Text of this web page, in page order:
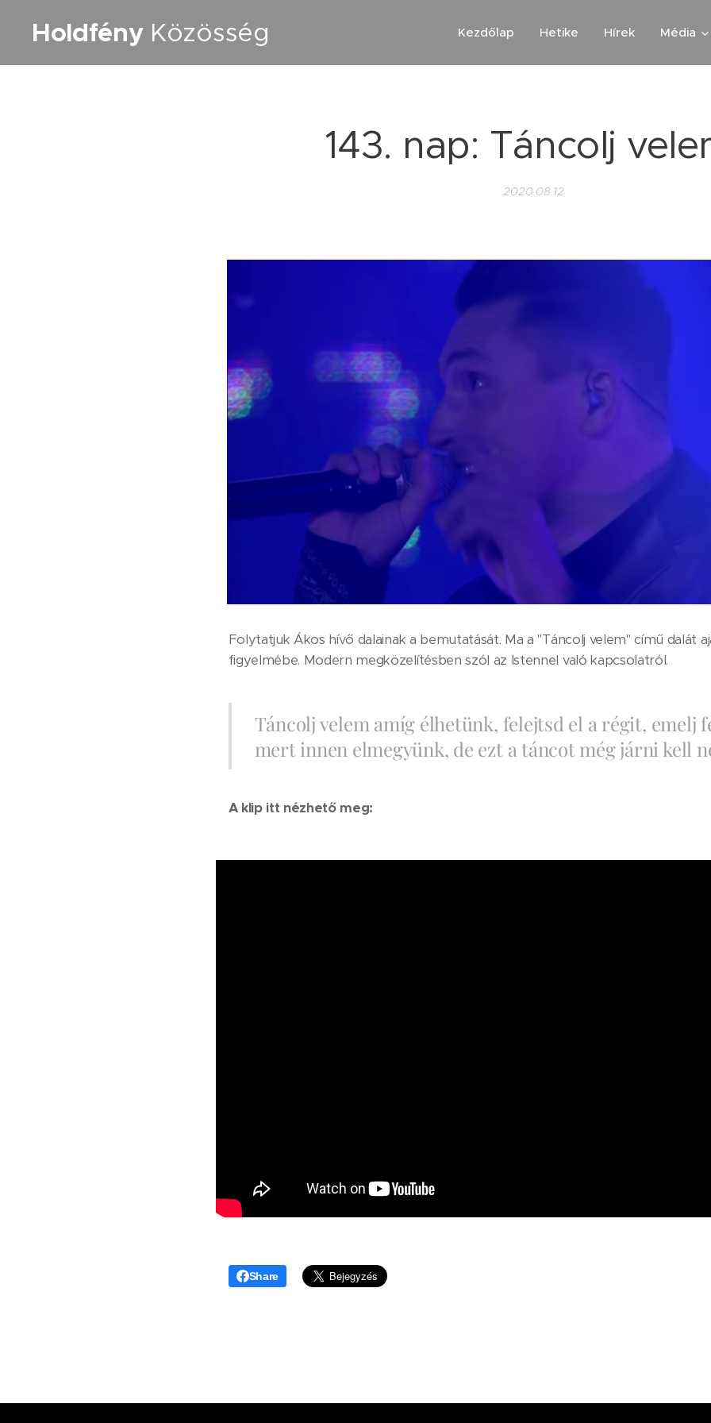
HoldfényKözösség Kezdőlap Hetike Hírek Média
143. nap: Táncolj
2020.08.12
Folytatjuk Ákos hívő dalainak a bemutatását. Ma a "Táncolj velem" című dalát
figyelmébe. Modern megközelítésben szól az Istennel való kapcsolatról.
Táncolj velem amíg élhetünk, felejtsd el a régit, emelj
mert innen elmegyünk, de ezt a táncot még járni kell
A klip itt nézhető meg:
Share